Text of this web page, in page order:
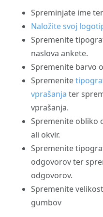
Spreminjate ime
Naložite svoj
Spremenite
naslova ankete.
Spremenite barvo
Spremenite
vprašanja ter
vprašanja.
Spremenite obliko
ali okvir.
Spremenite
odgovorov ter
odgovorov.
Spremenite
gumbov